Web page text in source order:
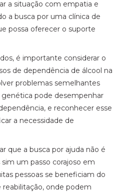
a situação com empatia e
a busca por uma clínica de
possa oferecer o suporte
é importante considerar o
de dependência de álcool na
problemas semelhantes
pode desempenhar
e reconhecer esse
a necessidade de
que a busca por ajuda não é
um passo corajoso em
pessoas se beneficiam do
onde podem